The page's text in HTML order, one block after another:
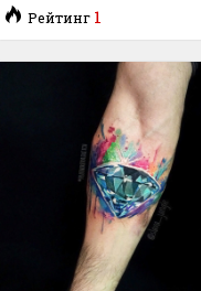
Рейтинг 1